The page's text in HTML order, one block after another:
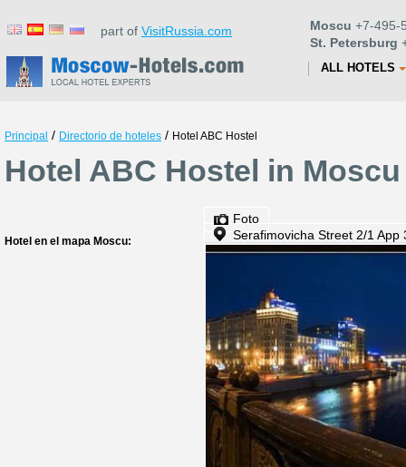
part of VisitRussia.com Moscu +7-495-
St. Petersburg
ALL HOTELS
Principal / Directorio de hoteles / Hotel ABC Hostel
Hotel ABC Hostel in Moscu
Hotel en el mapa Moscu:
Foto
Serafimovicha Street 2/1 App